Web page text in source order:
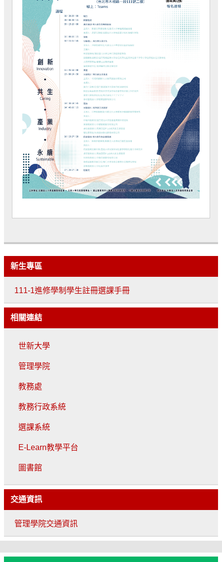
新生專區
111-1進修學制學生註冊選課手冊
相關連結
世新大學
管理學院
教務處
教務行政系統
選課系統
E-Learn教學平台
圖書館
交通資訊
管理學院交通資訊